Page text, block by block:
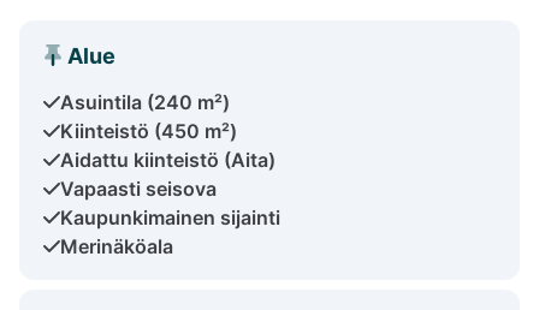
Alue
Asuintila (240 m²)
Kiinteistö (450 m²)
Aidattu kiinteistö (Aita)
Vapaasti seisova
Kaupunkimainen sijainti
Merinäköala